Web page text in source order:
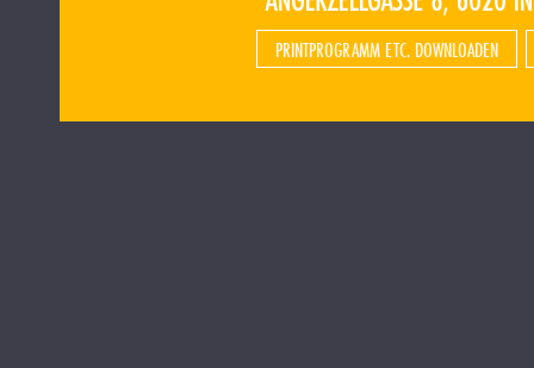
PRINTPROGRAMM ETC. DOWNLOADEN